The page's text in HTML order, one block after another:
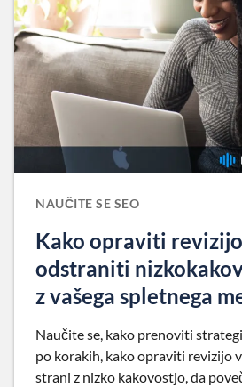
NAUČITE SE SEO
Kako opraviti
odstraniti
z vašega spletnega
Naučite se, kako prenoviti
po korakih, kako opraviti revizijo
strani z nizko kakovostjo, da